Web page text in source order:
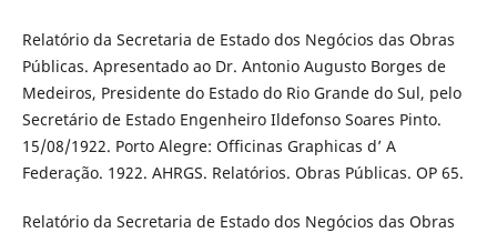
Relatório da Secretaria de Estado dos Negócios das Obras
Públicas. Apresentado ao Dr. Antonio Augusto Borges de
Medeiros, Presidente do Estado do Rio Grande do Sul, pelo
Secretário de Estado Engenheiro Ildefonso Soares Pinto.
15/08/1922. Porto Alegre: Officinas Graphicas d’ A
Federação. 1922. AHRGS. Relatórios. Obras Públicas. OP 65.
Relatório da Secretaria de Estado dos Negócios das Obras